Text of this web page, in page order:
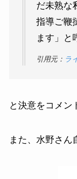
だ未熟な
指導ご鞭
ます」と
引用元： ラ
と決意をコメン
また、水野さん